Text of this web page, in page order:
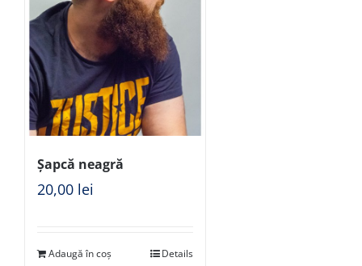
Șapcă neagră
20,00 lei
Adaugă în coș Details